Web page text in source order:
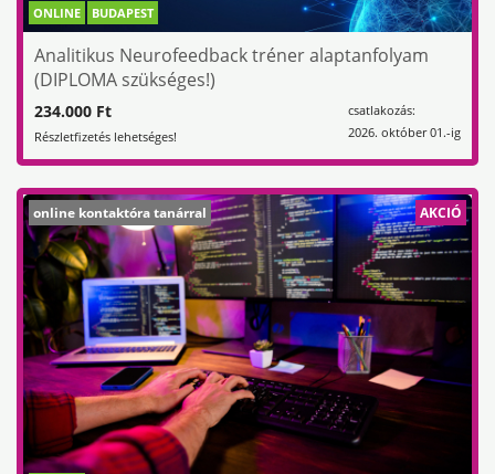
ONLINE BUDAPEST
Analitikus Neurofeedback tréner alaptanfolyam
(DIPLOMA szükséges!)
csatlakozás:
2026. október 01.-ig
234.000 Ft
Részletfizetés lehetséges!
online kontaktóra tanárral AKCIÓ